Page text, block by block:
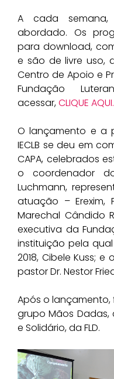
A cada
abordado. Os
para download,
e são de livre uso,
Centro de Apoio e
Fundação
acessar,CLIQUE AQUI.
O lançamento e a
IECLB se deu em
CAPA, celebrados
o coordenador
Luchmann,
atuação – Erexim,
Marechal Cândido
executiva da
instituição pela
2018, Cibele Kuss; e
pastor Dr. Nestor
Após o
grupo Mãos
e Solidário, da FLD.